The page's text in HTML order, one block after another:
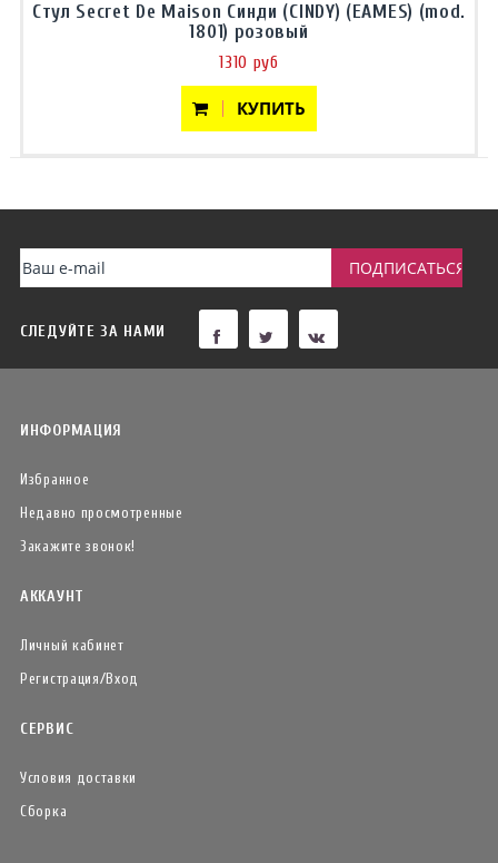
Стул Secret De Maison Синди (CINDY) (EAMES) (mod.
1801) розовый
1310 руб
КУПИТЬ
СЛЕДУЙТЕ ЗА НАМИ
ИНФОРМАЦИЯ
Избранное
Недавно просмотренные
Закажите звонок!
АККАУНТ
Личный кабинет
Регистрация/Вход
СЕРВИС
Условия доставки
Сборка